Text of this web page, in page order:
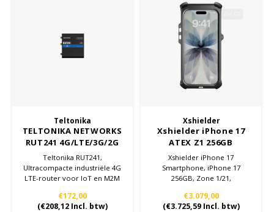
Teltonika
TELTONIKA NETWORKS
RUT241 4G/LTE/3G/2G
WiFi router EU
Teltonika RUT241,
Ultracompacte industriële 4G
LTE-router voor IoT en M2M
€172,00
(€208,12Incl. btw)
Xshielder
Xshielder iPhone 17
ATEX Z1 256GB
Xshielder iPhone 17
Smartphone, iPhone 17
256GB, Zone 1/21,
€3.079,00
(€3.725,59Incl. btw)